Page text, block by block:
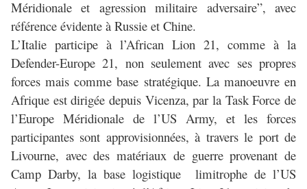
Méridionale et agression militaire adversaire”, avec
référence évidente à Russie et Chine.
L’Italie participe à l’African Lion 21, comme à la
Defender-Europe 21, non seulement avec ses propres
forces mais comme base stratégique. La manoeuvre en
Afrique est dirigée depuis Vicenza, par la Task Force de
l’Europe Méridionale de l’US Army, et les forces
participantes sont approvisionnées, à travers le port de
Livourne, avec des matériaux de guerre provenant de
Camp Darby, la base logistique limitrophe de l’US